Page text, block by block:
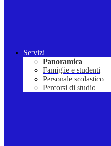
Servizi
Panoramica
Famiglie e studenti
Personale scolastico
Percorsi di studio